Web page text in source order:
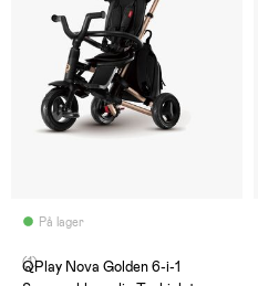
På lager
(1)
QPlay Nova Golden 6-i-1